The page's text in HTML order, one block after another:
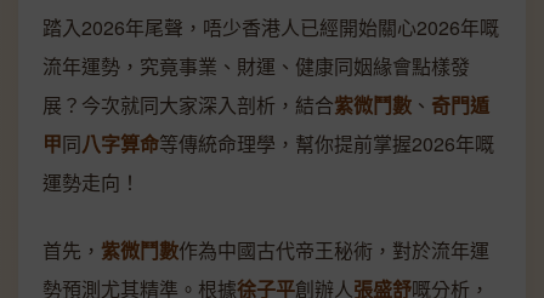
踏入2026年尾聲，唔少香港人已經開始關心2026年嘅
流年運勢，究竟事業、財運、健康同姻緣會點樣發
展？今次就同大家深入剖析，結合紫微鬥數 、 奇門遁
甲同八字算命等傳統命理學，幫你提前掌握2026年嘅
運勢走向！
首先， 紫微鬥數作為中國古代帝王秘術，對於流年運
勢預測尤其精準。根據徐子平創辦人張盛舒嘅分析，